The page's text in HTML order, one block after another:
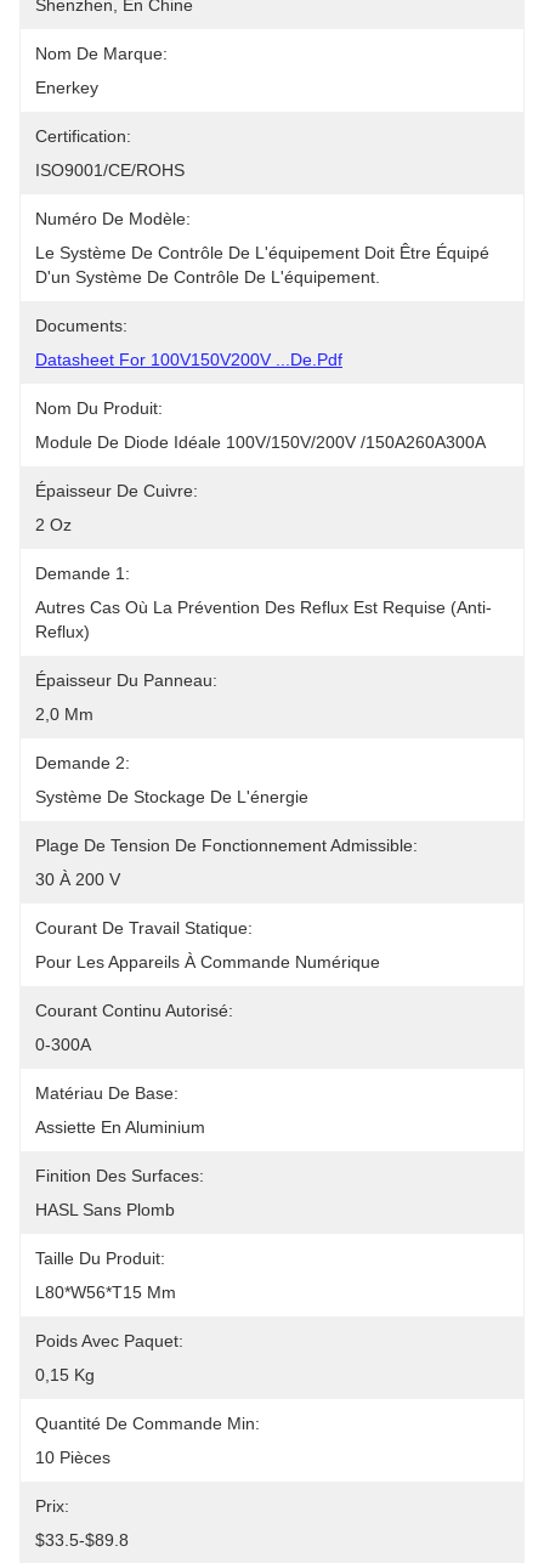
Shenzhen, En Chine
Nom De Marque:
Enerkey
Certification:
ISO9001/CE/ROHS
Numéro De Modèle:
Le Système De Contrôle De L'équipement Doit Être Équipé
D'un Système De Contrôle De L'équipement.
Documents:
Datasheet For 100V150V200V ...de.pdf
Nom Du Produit:
Module De Diode Idéale 100V/150V/200V /150A260A300A
Épaisseur De Cuivre:
2 Oz
Demande 1:
Autres Cas Où La Prévention Des Reflux Est Requise (anti-
Reflux)
Épaisseur Du Panneau:
2,0 Mm
Demande 2:
Système De Stockage De L'énergie
Plage De Tension De Fonctionnement Admissible:
30 À 200 V
Courant De Travail Statique:
Pour Les Appareils À Commande Numérique
Courant Continu Autorisé:
0-300A
Matériau De Base:
Assiette En Aluminium
Finition Des Surfaces:
HASL Sans Plomb
Taille Du Produit:
L80*W56*T15 Mm
Poids Avec Paquet:
0,15 Kg
Quantité De Commande Min:
10 Pièces
Prix:
$33.5-$89.8